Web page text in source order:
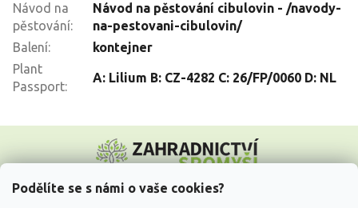
Podělíte se s námi o vaše cookies?
Návod na
pěstování:
Návod na pěstování cibulovin - /navody-
na-pestovani-cibulovin/
Balení:
kontejner
Plant
Passport:
A: Lilium B: CZ-4282 C: 26/FP/0060 D: NL
p